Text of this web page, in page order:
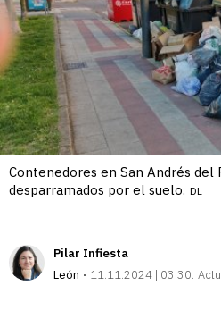
Contenedores en San Andrés del
desparramados por el suelo. DL
Pilar Infiesta
León
11.11.2024 | 03:30